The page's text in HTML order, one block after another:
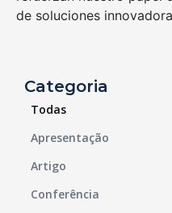
de soluciones
Categoria
Apresentação
Artigo
Conferência
Todas